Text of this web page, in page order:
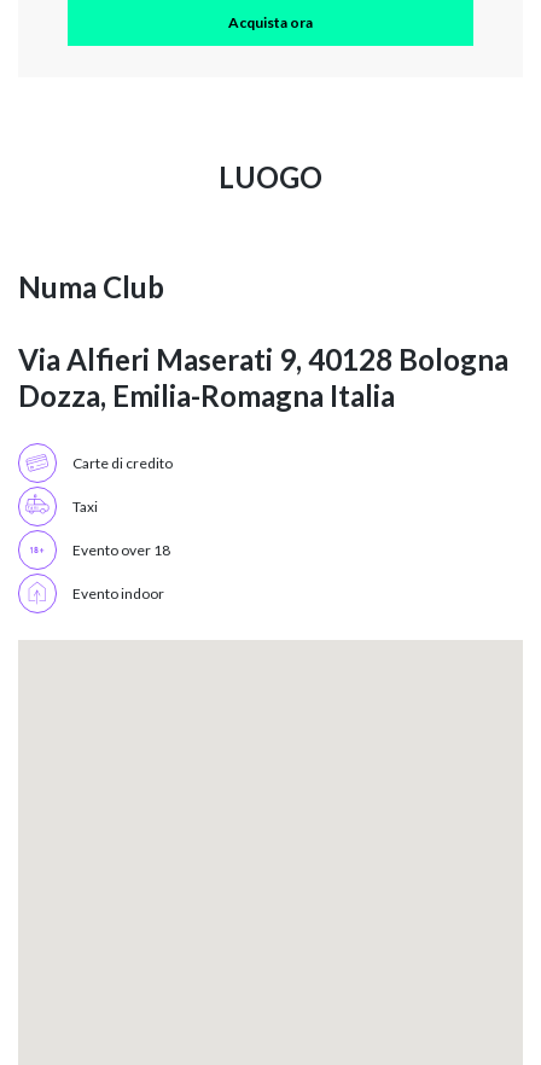
Acquista ora
LUOGO
Numa Club
Via Alfieri Maserati 9, 40128 Bologna
Dozza, Emilia-Romagna Italia
Carte di credito
Taxi
Evento over 18
Evento indoor